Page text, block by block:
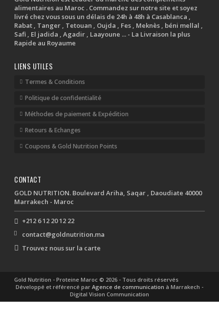
alimentaires au Maroc . Commandez sur notre site et soyez
livré chez vous sous un délais de 24h à 48h à Casablanca ,
Rabat , Tanger , Tetouan , Oujda , Fes , Meknès , béni mellal ,
Safi , El jadida , Agadir , Laayoune ... - La Livraison la plus
Rapide au Royaume
LIENS UTILES
Termes & Conditions
Politique de confidentialité
Méthodes de paiement & Expédition
Retours & Echanges
Coupons & Gold Nutrition Points
CONTACT
GOLD NUTRITION. Boulevard Ariha, Saqar , Daoudiate 40000
Marrakech - Maroc
+212 6 12 20 12 22
contact@goldnutrition.ma
Trouvez nous sur la carte
Gold Nutrition - Proteine Maroc © 2026 - Tous droits réservés
Développé et référencé par Agence de communication à Marrakech -
Digital Vision Communication